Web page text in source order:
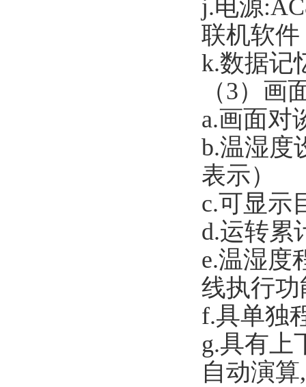
j.电源
联机软
k.数据记
（3）画
a.画面对
b.温湿度
表示）
c.可显示
d.运转累
e.温湿度
线执行
f.具单独
g.具有上
自动演